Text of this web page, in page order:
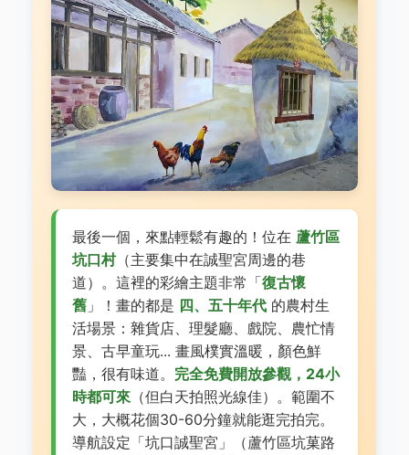
最後一個，來點輕鬆有趣的！位在 蘆竹區
坑口村（主要集中在誠聖宮周邊的巷
道）。這裡的彩繪主題非常「復古懷
舊 」！畫的都是 四、五十年代 的農村生
活場景：雜貨店、理髮廳、戲院、農忙情
景、古早童玩... 畫風樸實溫暖，顏色鮮
豔，很有味道。 完全免費開放參觀，24小
時都可來 （但白天拍照光線佳）。範圍不
大，大概花個30-60分鐘就能逛完拍完。
導航設定「坑口誠聖宮」（蘆竹區坑菓路